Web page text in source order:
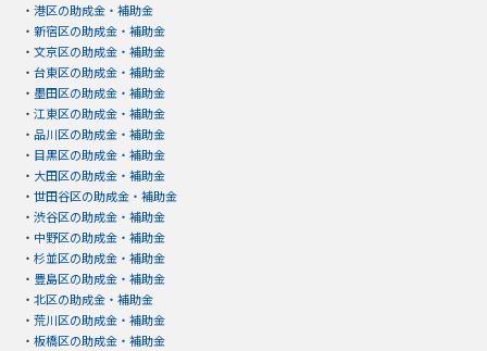
・ 港区の助成金・補助金
・ 新宿区の助成金・補助金
・ 文京区の助成金・補助金
・ 台東区の助成金・補助金
・ 墨田区の助成金・補助金
・ 江東区の助成金・補助金
・ 品川区の助成金・補助金
・ 目黒区の助成金・補助金
・ 大田区の助成金・補助金
・ 世田谷区の助成金・補助金
・ 渋谷区の助成金・補助金
・ 中野区の助成金・補助金
・ 杉並区の助成金・補助金
・ 豊島区の助成金・補助金
・ 北区の助成金・補助金
・ 荒川区の助成金・補助金
・ 板橋区の助成金・補助金